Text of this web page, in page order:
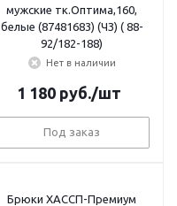
мужские тк.Оптима,160,
белые (87481683) (ЧЗ) ( 88-
92/182-188)
Нет в наличии
1 180руб./шт
Под заказ
Брюки ХАССП-Премиум